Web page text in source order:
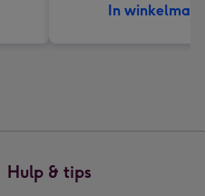
In
Hulp & tips